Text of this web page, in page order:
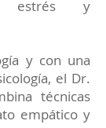
estrés y
y con una
el Dr.
técnicas
empático y